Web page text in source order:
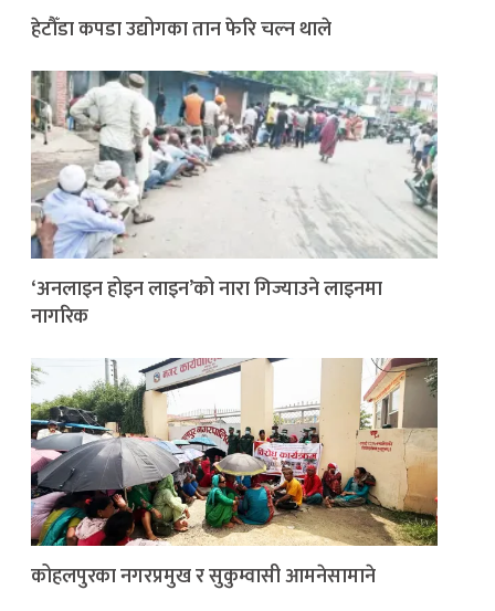
हेटौँडा कपडा उद्योगका तान फेरि चल्न थाले
‘अनलाइन होइन लाइन’को नारा गिज्याउने लाइनमा
नागरिक
कोहलपुरका नगरप्रमुख र सुकुम्वासी आमनेसामाने